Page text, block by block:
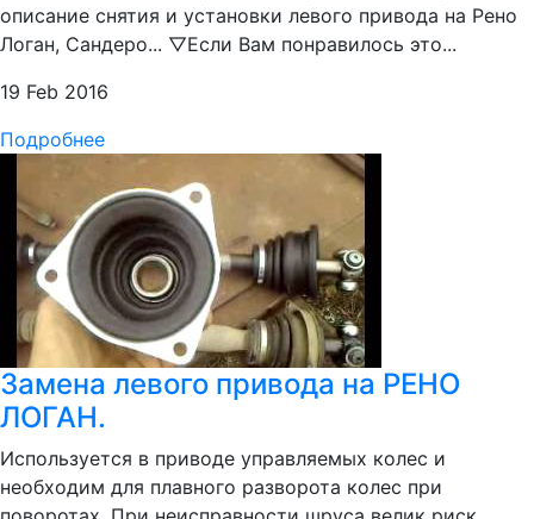
описание снятия и установки левого привода на Рено
Логан, Сандеро... ▽Если Вам понравилось это...
19 Feb 2016
Подробнее
Замена левого привода на РЕНО
ЛОГАН.
Используется в приводе управляемых колес и
необходим для плавного разворота колес при